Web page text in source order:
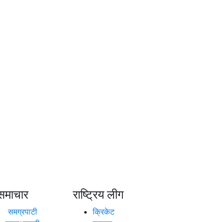
समग्रपाटी
राष्ट्रिय लीग
क्रिकेट